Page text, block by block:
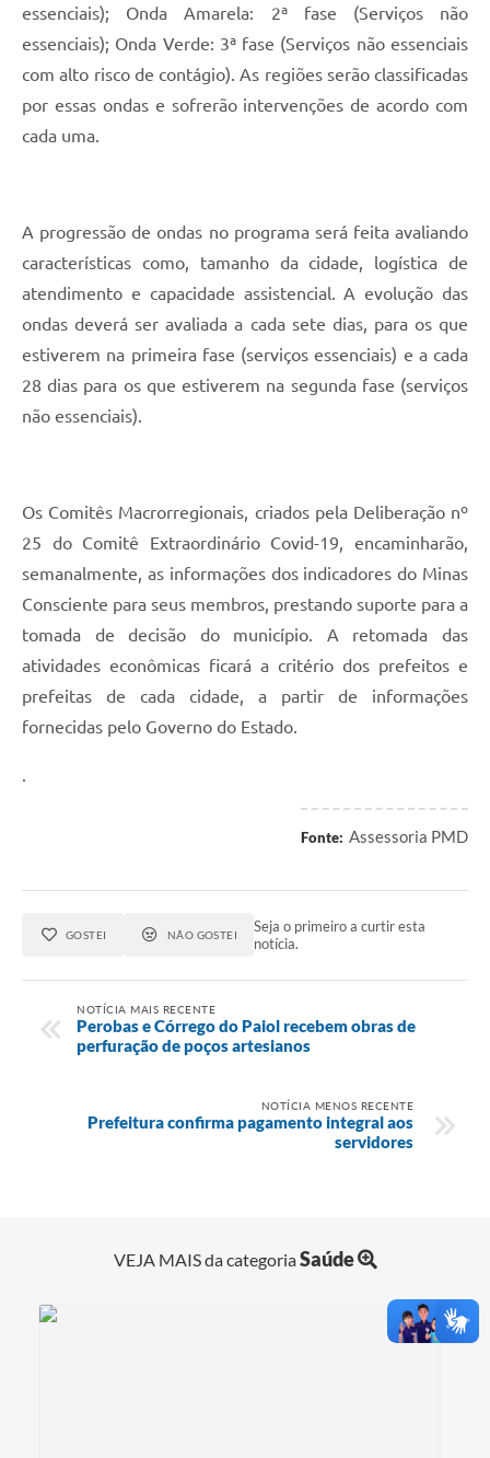
essenciais); Onda Amarela: 2ª fase (Serviços não
essenciais); Onda Verde: 3ª fase (Serviços não essenciais
com alto risco de contágio). As regiões serão classificadas
por essas ondas e sofrerão intervenções de acordo com
cada uma.
A progressão de ondas no programa será feita avaliando
características como, tamanho da cidade, logística de
atendimento e capacidade assistencial. A evolução das
ondas deverá ser avaliada a cada sete dias, para os que
estiverem na primeira fase (serviços essenciais) e a cada
28 dias para os que estiverem na segunda fase (serviços
não essenciais).
Os Comitês Macrorregionais, criados pela Deliberação nº
25 do Comitê Extraordinário Covid-19, encaminharão,
semanalmente, as informações dos indicadores do Minas
Consciente para seus membros, prestando suporte para a
tomada de decisão do município. A retomada das
atividades econômicas ficará a critério dos prefeitos e
prefeitas de cada cidade, a partir de informações
fornecidas pelo Governo do Estado.
.
Fonte: Assessoria PMD
GOSTEI NÃO GOSTEI
Seja o primeiro a curtir esta
notícia.
NOTÍCIA MAIS RECENTE
Perobas e Córrego do Paiol recebem obras de
perfuração de poços artesianos
NOTÍCIA MENOS RECENTE
Prefeitura confirma pagamento integral aos
servidores
VEJA MAIS da categoriaSaúde